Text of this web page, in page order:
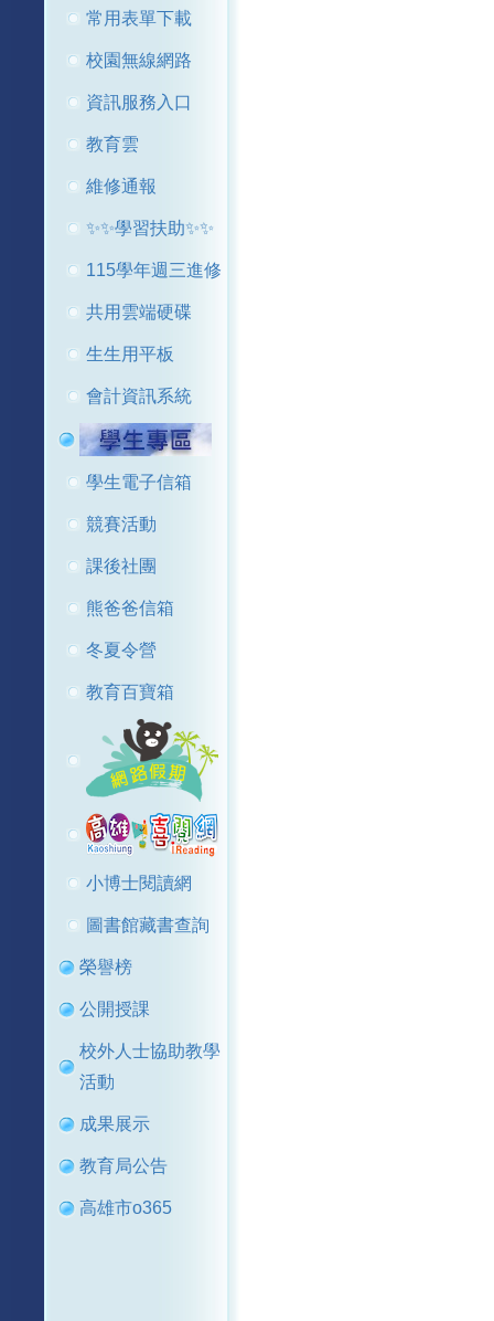
常用表單下載
校園無線網路
資訊服務入口
教育雲
維修通報
✨✨學習扶助✨✨
115學年週三進修
共用雲端硬碟
生生用平板
會計資訊系統
學生電子信箱
競賽活動
課後社團
熊爸爸信箱
冬夏令營
教育百寶箱
小博士閱讀網
圖書館藏書查詢
榮譽榜
公開授課
校外人士協助教學
活動
成果展示
教育局公告
高雄市o365